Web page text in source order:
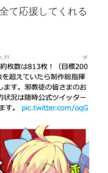
て応援してくれる